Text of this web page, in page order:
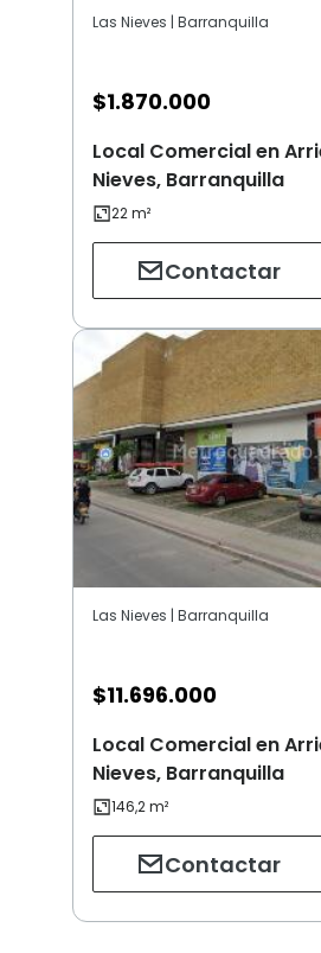
Las Nieves | Barranquilla
$1.870.000
Local Comercial en
Nieves, Barranquilla
Contactar
Las Nieves | Barranquilla
$11.696.000
Local Comercial en
Nieves, Barranquilla
Contactar